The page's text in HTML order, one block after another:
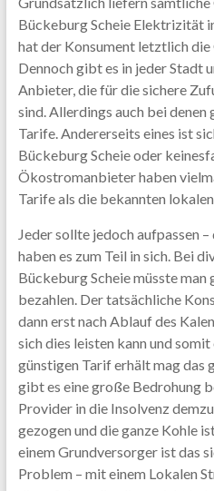
Bückeburg Scheie Elektrizität
hat der Konsument letztlich
Dennoch gibt es in jeder Stadt
Anbieter, die für die sichere
sind. Allerdings auch bei
Tarife. Andererseits eines ist
Bückeburg Scheie oder
Ökostromanbieter haben
Tarife als die bekannten
Jeder sollte jedoch aufpassen
haben es zum Teil in sich. Bei
Bückeburg Scheie müsste man
bezahlen. Der tatsächliche
dann erst nach Ablauf des
sich dies leisten kann und
günstigen Tarif erhält mag das
gibt es eine große Bedrohung
Provider in die Insolvenz
gezogen und die ganze Kohle
einem Grundversorger ist das
Problem – mit einem Lokalen